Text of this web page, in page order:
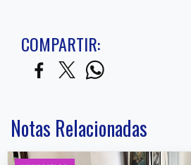
COMPARTIR:
Notas Relacionadas